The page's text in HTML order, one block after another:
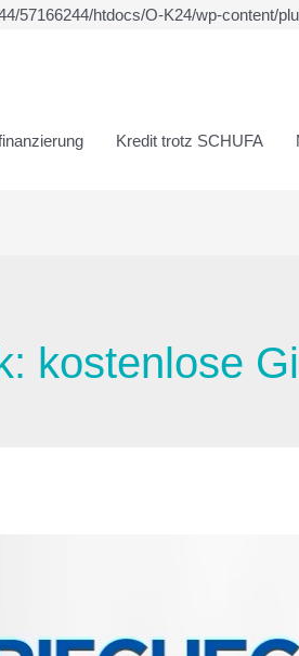
57166244/htdocs/O-K24/wp-content/
Kredit trotz SCHUFA
kostenlose